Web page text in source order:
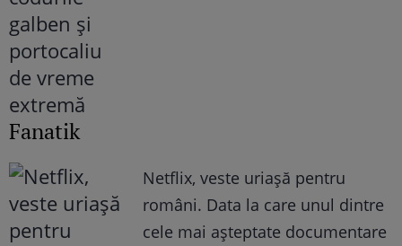
Fanatik
Netflix, veste uriașă pentru
români. Data la care unul dintre
cele mai așteptate documentare